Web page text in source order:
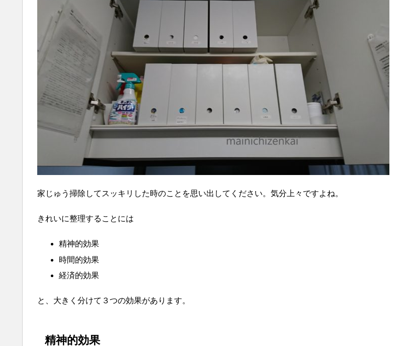
家じゅう掃除してスッキリした時のことを思い出してください。気分上々ですよね。
きれいに整理することには
精神的効果
時間的効果
経済的効果
と、大きく分けて３つの効果があります。
精神的効果